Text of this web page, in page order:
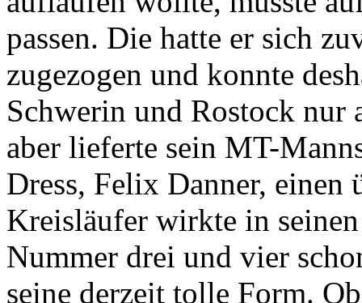
passen. Die hatte er sich
zugezogen und konnte
Schwerin und Rostock nur
aber lieferte sein MT-
Dress, Felix Danner, einen
Kreisläufer wirkte in
Nummer drei und vier
seine derzeit tolle Form.